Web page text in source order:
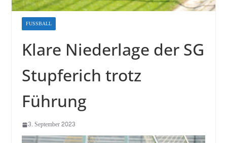
FUSSBALL
Klare Niederlage der SG
Stupferich trotz
Führung
3. September 2023